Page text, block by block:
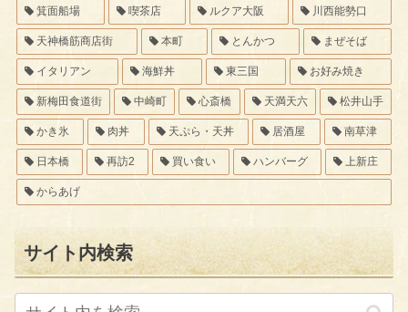
箕面船場 喫茶店 ルクア大阪 川西能勢口
天神橋筋商店街 本町 とんかつ まぜそば
イタリアン 海鮮丼 東三国 お好み焼き
新梅田食道街 中崎町 心斎橋 天満天六 松井山手
かき氷 肉丼 天ぷら・天丼 居酒屋 南草津
日本橋 再訪2 買い食い ハンバーグ 上新庄
からあげ
サイト内検索